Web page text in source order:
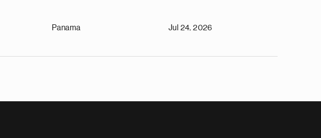
Panama Jul 24, 2026